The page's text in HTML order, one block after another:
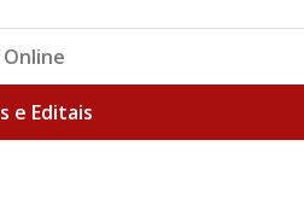
Online
e Editais